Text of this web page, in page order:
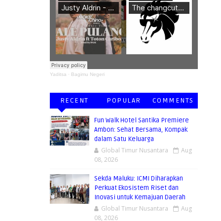
Yaditsa · Bagimu Negeri
RECENT POPULAR COMMENTS
Fun Walk Hotel Santika Premiere
Ambon: Sehat Bersama, Kompak
dalam Satu Keluarga
Global Timur Nusantara
Aug
08, 2026
Sekda Maluku: ICMI Diharapkan
Perkuat Ekosistem Riset dan
Inovasi untuk Kemajuan Daerah
Global Timur Nusantara
Aug
08, 2026